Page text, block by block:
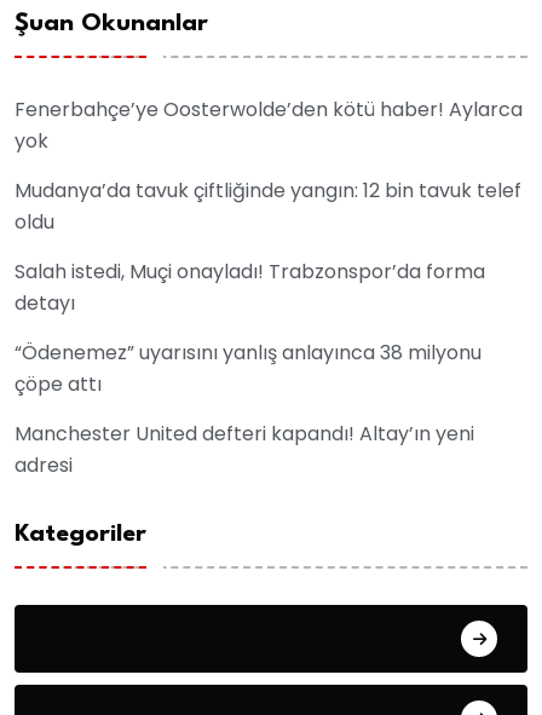
Şuan Okunanlar
Fenerbahçe’ye Oosterwolde’den kötü haber! Aylarca
yok
Mudanya’da tavuk çiftliğinde yangın: 12 bin tavuk telef
oldu
Salah istedi, Muçi onayladı! Trabzonspor’da forma
detayı
“Ödenemez” uyarısını yanlış anlayınca 38 milyonu
çöpe attı
Manchester United defteri kapandı! Altay’ın yeni
adresi
Kategoriler